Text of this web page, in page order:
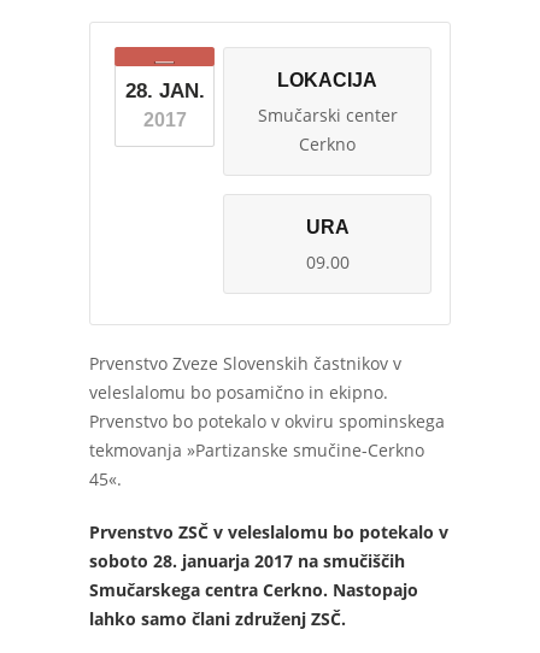
28. JAN.
2017
LOKACIJA
Smučarski center
Cerkno
URA
09.00
Prvenstvo Zveze Slovenskih častnikov v
veleslalomu bo posamično in ekipno.
Prvenstvo bo potekalo v okviru spominskega
tekmovanja »Partizanske smučine-Cerkno
45«.
Prvenstvo ZSČ v veleslalomu bo potekalo v
soboto 28. januarja 2017 na smučiščih
Smučarskega centra Cerkno. Nastopajo
lahko samo člani združenj ZSČ.